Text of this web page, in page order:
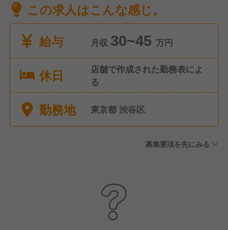
この求人はこんな感じ。
給与
月収 30~45 万円
休日
店舗で作成された勤務表によ
る
勤務地 東京都 渋谷区
募集要項を先にみる